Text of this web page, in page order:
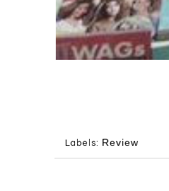
Labels: Review